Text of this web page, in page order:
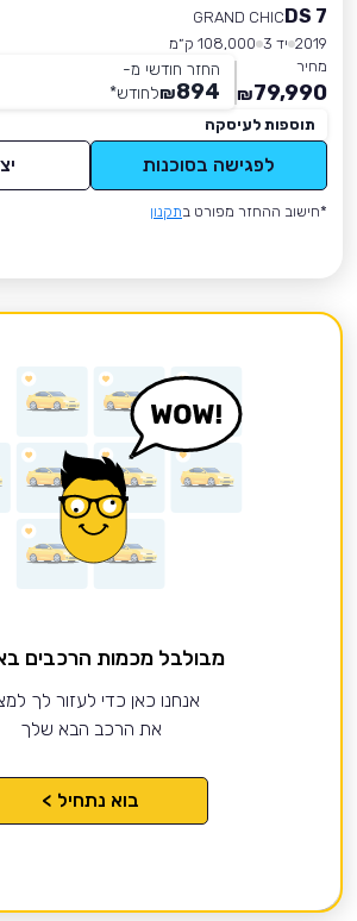
DS 7
GRAND CHIC
2019 יד 3
108,000 ק״מ
מחיר
79,990
₪
החזר חודשי מ-
894
₪לחודש*
תוספות לעיסקה
לפגישה בסוכנות
*חישוב ההחזר מפורט בתקנון
מבולבל מכמות הרכבים
אנחנו כאן כדי לעזור לך
את הרכב הבא שלך
בוא נתחיל >